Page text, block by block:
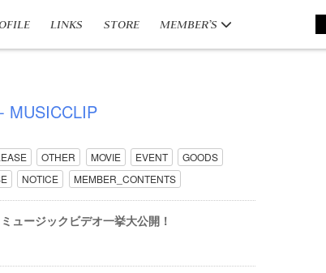
LINKS STORE MEMBER’S
- MUSICCLIP
OTHER MOVIE EVENT
GOODS
NOTICE MEMBER_CONTENTS
ュージックビデオ一挙大公開！